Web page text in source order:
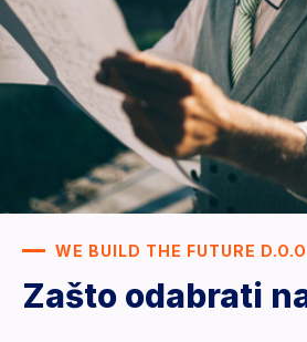
WE BUILD THE FUTURE D.O.O
Zašto odabrati